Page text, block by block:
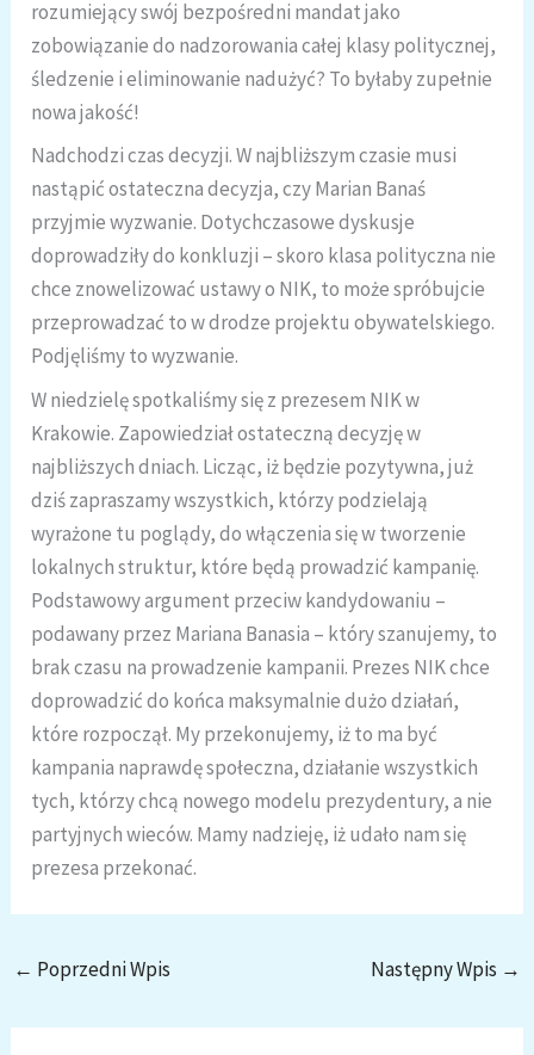
rozumiejący swój bezpośredni mandat jako
zobowiązanie do nadzorowania całej klasy politycznej,
śledzenie i eliminowanie nadużyć? To byłaby zupełnie
nowa jakość!
Nadchodzi czas decyzji. W najbliższym czasie musi
nastąpić ostateczna decyzja, czy Marian Banaś
przyjmie wyzwanie. Dotychczasowe dyskusje
doprowadziły do konkluzji – skoro klasa polityczna nie
chce znowelizować ustawy o NIK, to może spróbujcie
przeprowadzać to w drodze projektu obywatelskiego.
Podjęliśmy to wyzwanie.
W niedzielę spotkaliśmy się z prezesem NIK w
Krakowie. Zapowiedział ostateczną decyzję w
najbliższych dniach. Licząc, iż będzie pozytywna, już
dziś zapraszamy wszystkich, którzy podzielają
wyrażone tu poglądy, do włączenia się w tworzenie
lokalnych struktur, które będą prowadzić kampanię.
Podstawowy argument przeciw kandydowaniu –
podawany przez Mariana Banasia – który szanujemy, to
brak czasu na prowadzenie kampanii. Prezes NIK chce
doprowadzić do końca maksymalnie dużo działań,
które rozpoczął. My przekonujemy, iż to ma być
kampania naprawdę społeczna, działanie wszystkich
tych, którzy chcą nowego modelu prezydentury, a nie
partyjnych wieców. Mamy nadzieję, iż udało nam się
prezesa przekonać.
← Poprzedni Wpis Następny Wpis →